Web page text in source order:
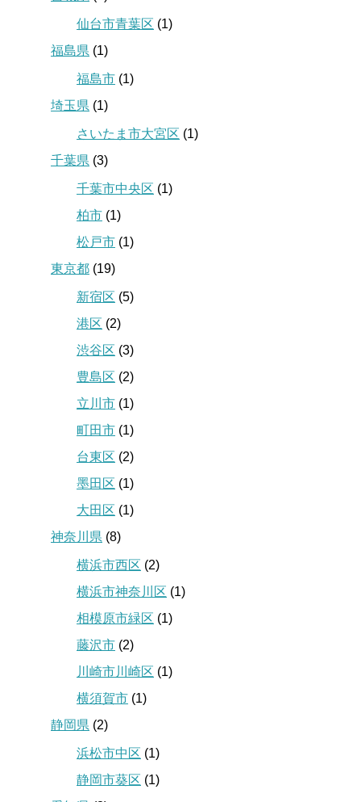
仙台市青葉区 (1)
福島県 (1)
福島市 (1)
埼玉県 (1)
さいたま市大宮区 (1)
千葉県 (3)
千葉市中央区 (1)
柏市 (1)
松戸市 (1)
東京都 (19)
新宿区 (5)
港区 (2)
渋谷区 (3)
豊島区 (2)
立川市 (1)
町田市 (1)
台東区 (2)
墨田区 (1)
大田区 (1)
神奈川県 (8)
横浜市西区 (2)
横浜市神奈川区 (1)
相模原市緑区 (1)
藤沢市 (2)
川崎市川崎区 (1)
横須賀市 (1)
静岡県 (2)
浜松市中区 (1)
静岡市葵区 (1)